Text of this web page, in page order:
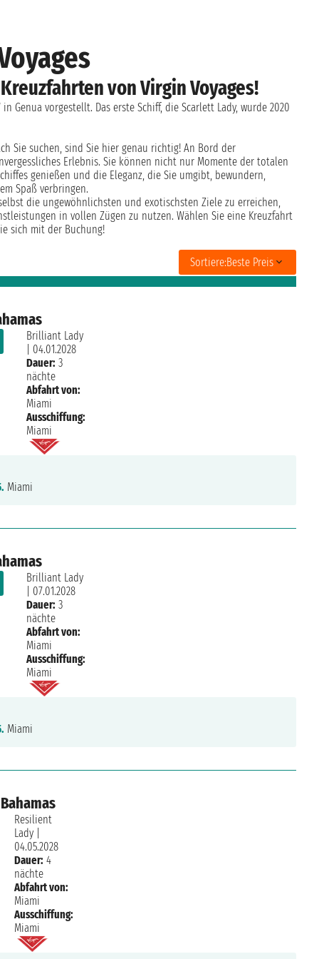
von Virgin Voyages!
Genua vorgestellt. Das erste Schiff, die Scarlett Lady, wurde 2020
Sie suchen, sind Sie hier genau richtig! An Bord der
Erlebnis. Sie können nicht nur Momente der totalen
genießen und die Eleganz, die Sie umgibt, bewundern,
Spaß verbringen.
die ungewöhnlichsten und exotischsten Ziele zu erreichen,
in vollen Zügen zu nutzen. Wählen Sie eine Kreuzfahrt
sich mit der Buchung!
Sortiere:Beste Preis
Brilliant Lady
04.01.2028
Dauer: 3
nächte
Abfahrt von:
Miami
Ausschiffung:
Miami
Miami
Brilliant Lady
07.01.2028
Dauer: 3
nächte
Abfahrt von:
Miami
Ausschiffung:
Miami
Miami
Resilient
Lady|
04.05.2028
Dauer: 4
nächte
Abfahrt von:
Miami
Ausschiffung:
Miami